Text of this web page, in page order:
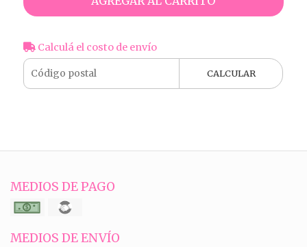
Calculá el costo de envío
CALCULAR
MEDIOS DE PAGO
MEDIOS DE ENVÍO